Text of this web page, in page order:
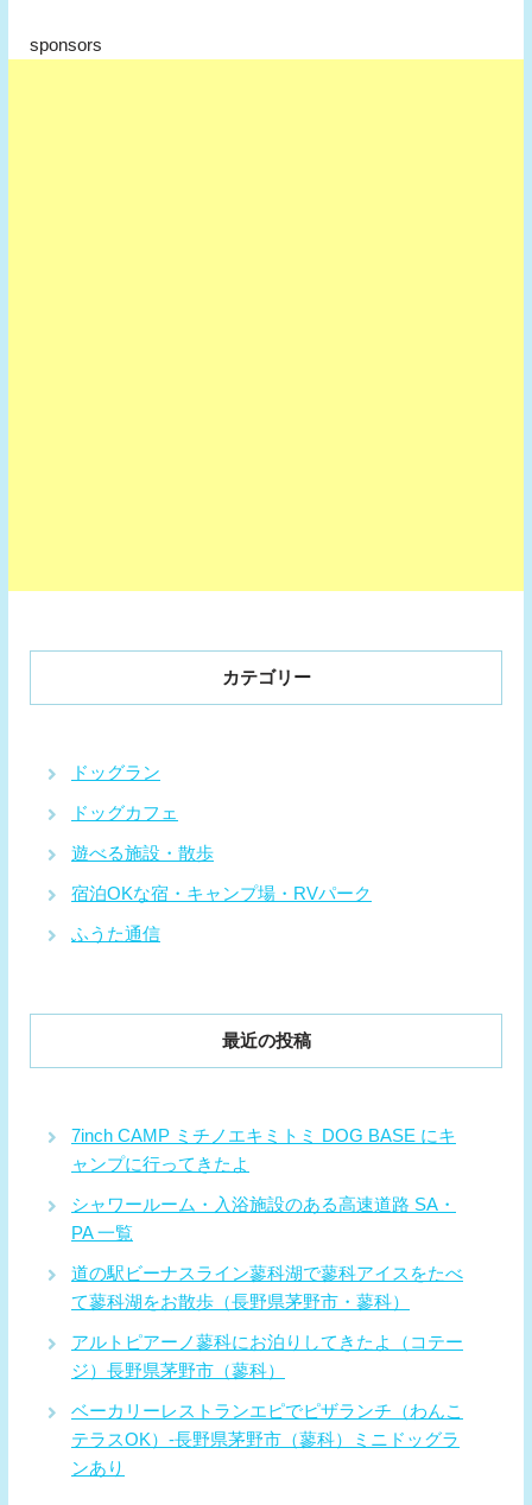
sponsors
カテゴリー
ドッグラン
ドッグカフェ
遊べる施設・散歩
宿泊OKな宿・キャンプ場・RVパーク
ふうた通信
最近の投稿
7inch CAMP ミチノエキミトミ DOG BASE にキ
ャンプに行ってきたよ
シャワールーム・入浴施設のある高速道路 SA・
PA 一覧
道の駅ビーナスライン蓼科湖で蓼科アイスをたべ
て蓼科湖をお散歩（長野県茅野市・蓼科）
アルトピアーノ蓼科にお泊りしてきたよ（コテー
ジ）長野県茅野市（蓼科）
ベーカリーレストランエピでピザランチ（わんこ
テラスOK）-長野県茅野市（蓼科）ミニドッグラ
ンあり